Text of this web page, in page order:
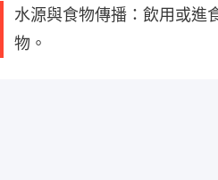
水源與食物傳播：飲用或進
物。